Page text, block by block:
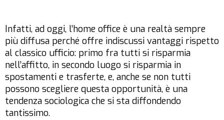
Infatti, ad oggi, l’home office è una realtà sempre
più diffusa perché offre indiscussi vantaggi rispetto
al classico ufficio: primo fra tutti si risparmia
nell’affitto, in secondo luogo si risparmia in
spostamenti e trasferte, e, anche se non tutti
possono scegliere questa opportunità, è una
tendenza sociologica che si sta diffondendo
tantissimo.